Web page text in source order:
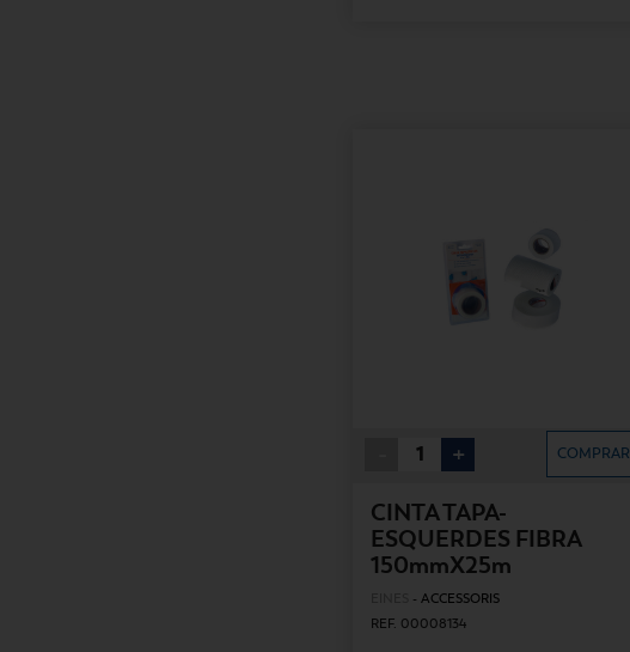
+ COMPRAR
CINTA TAPA-
ESQUERDES FIBRA
150mmX25m
-ACCESSORIS
REF. 00008134